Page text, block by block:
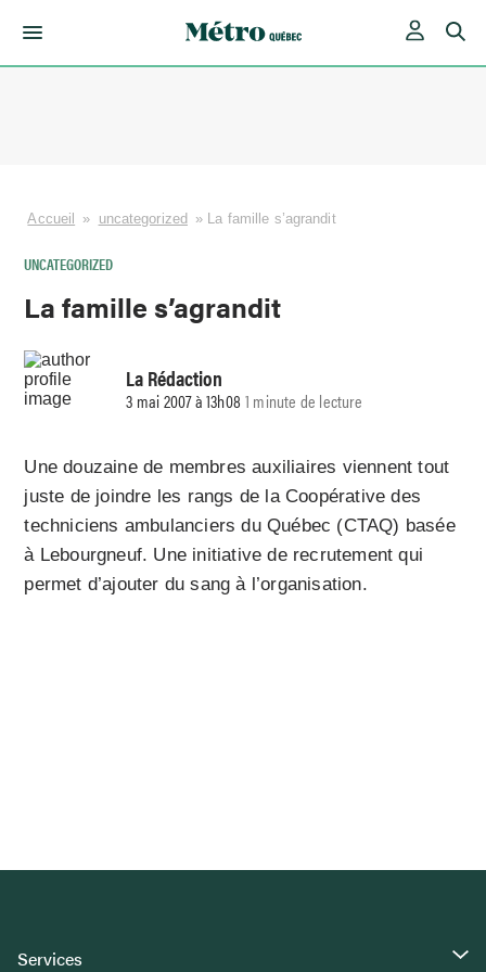
Accueil » uncategorized » La famille s’agrandit
UNCATEGORIZED
La famille s’agrandit
La Rédaction
3 mai 2007 à 13h08 1 minute de lecture
Une douzaine de membres auxiliaires viennent tout
juste de joindre les rangs de la Coopérative des
techniciens ambulanciers du Québec (CTAQ) basée
à Lebourgneuf. Une initiative de recrutement qui
permet d’ajouter du sang à l’organisation.
Services